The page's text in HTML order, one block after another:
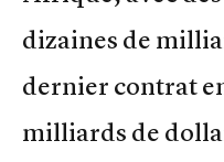
dizaines de
dernier contrat
milliards de